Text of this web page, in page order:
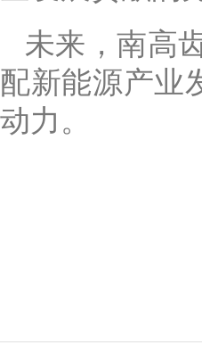
未来，南高
配新能源产业
动力。